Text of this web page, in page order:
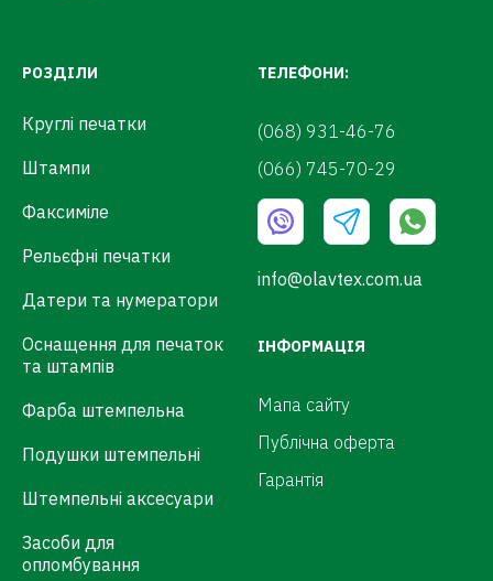
РОЗДІЛИ
Круглі печатки
Штампи
Факсиміле
Рельєфні печатки
Датери та нумератори
Оснащення для печаток
та штампів
Фарба штемпельна
Подушки штемпельні
Штемпельні аксесуари
Засоби для
опломбування
ТЕЛЕФОНИ:
(068) 931-46-76
(066) 745-70-29
info@olavtex.com.ua
ІНФОРМАЦІЯ
Мапа сайту
Публічна оферта
Гарантія